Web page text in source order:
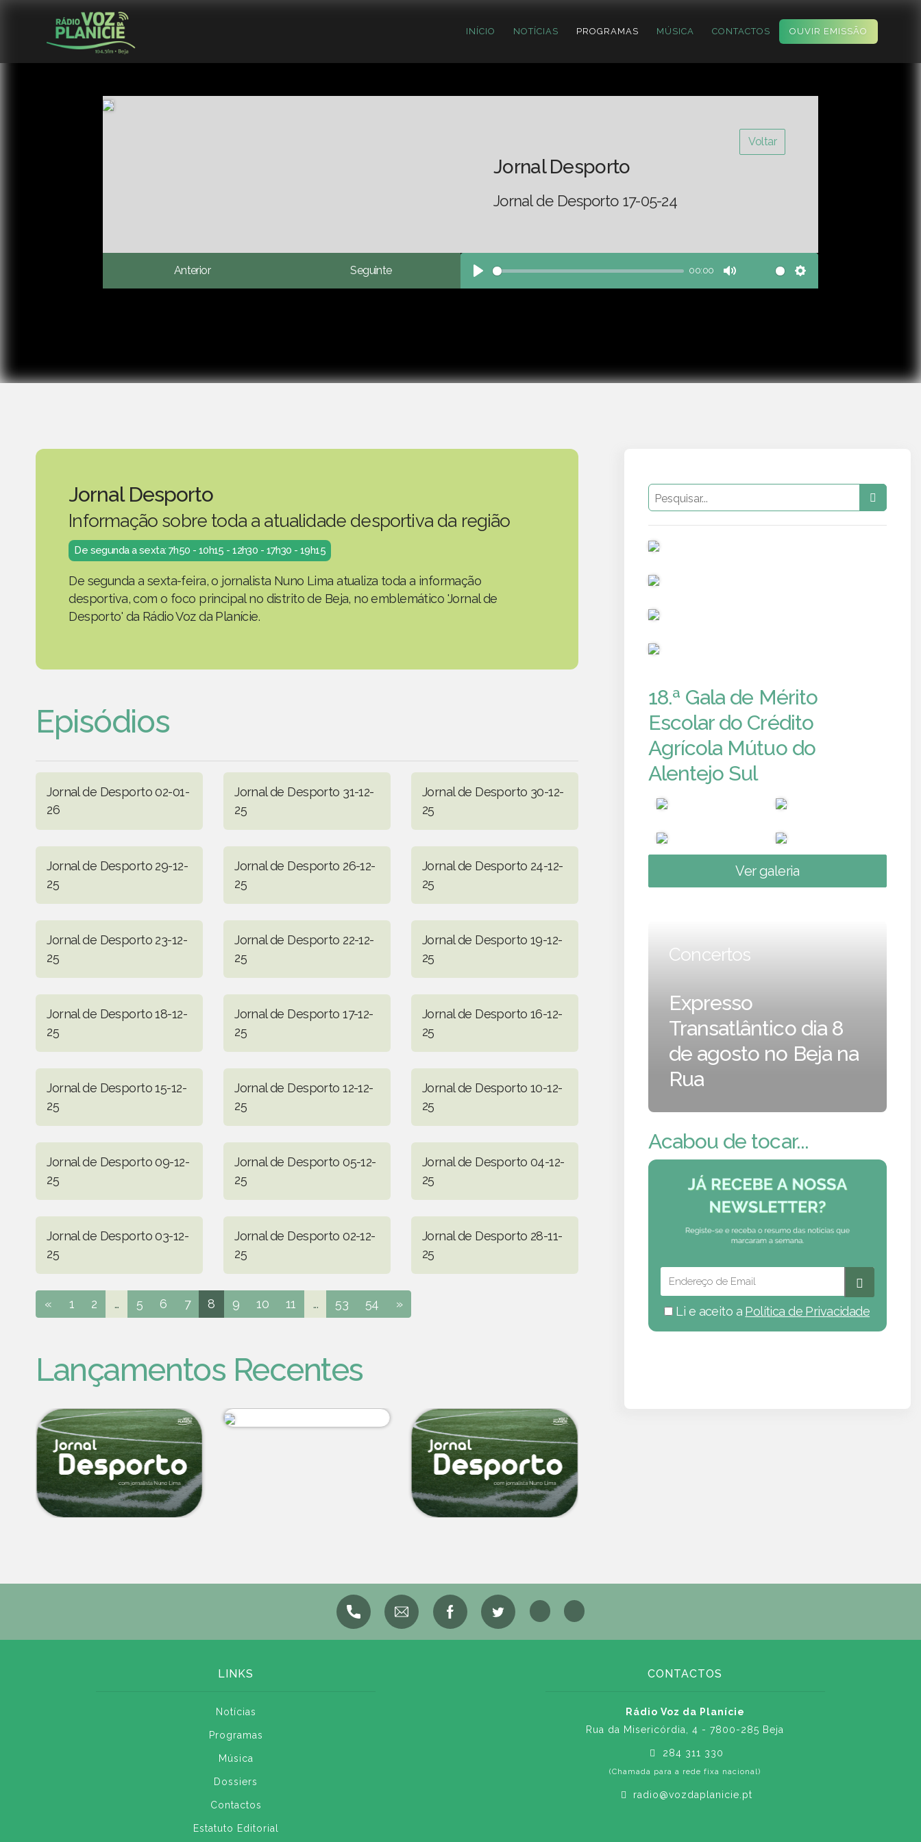
INÍCIO NOTÍCIAS PROGRAMAS MÚSICA CONTACTOS OUVIR EMISSÃO
Voltar
Jornal Desporto
Jornal de Desporto 17-05-24
Anterior Seguinte
Play
00:00
Mute Settings
Jornal Desporto
Informação sobre toda a atualidade desportiva da região
De segunda a sexta: 7h50 - 10h15 - 12h30 - 17h30 - 19h15
De segunda a sexta-feira, o jornalista Nuno Lima atualiza toda a informação
desportiva, com o foco principal no distrito de Beja, no emblemático 'Jornal de
Desporto' da Rádio Voz da Planície.
Episódios
Jornal de Desporto 02-01-
26
Jornal de Desporto 31-12-
25
Jornal de Desporto 30-12-
25
Jornal de Desporto 29-12-
25
Jornal de Desporto 26-12-
25
Jornal de Desporto 24-12-
25
Jornal de Desporto 23-12-
25
Jornal de Desporto 22-12-
25
Jornal de Desporto 19-12-
25
Jornal de Desporto 18-12-
25
Jornal de Desporto 17-12-
25
Jornal de Desporto 16-12-
25
Jornal de Desporto 15-12-
25
Jornal de Desporto 12-12-
25
Jornal de Desporto 10-12-
25
Jornal de Desporto 09-12-
25
Jornal de Desporto 05-12-
25
Jornal de Desporto 04-12-
25
Jornal de Desporto 03-12-
25
Jornal de Desporto 02-12-
25
Jornal de Desporto 28-11-
25
« 1 2 ... 5 6 7 8 9 10 11 ... 53 54 »
Lançamentos Recentes
18.ª Gala de Mérito
Escolar do Crédito
Agrícola Mútuo do
Alentejo Sul
Ver galeria
Concertos
Expresso
Transatlântico dia 8
de agosto no Beja na
Rua
Acabou de tocar...
Li e aceito a Política de Privacidade
LINKS
Notícias
Programas
Música
Dossiers
Contactos
Estatuto Editorial
CONTACTOS
Rádio Voz da Planície
Rua da Misericórdia, 4 - 7800-285 Beja
284 311 330
(Chamada para a rede fixa nacional)
radio@vozdaplanicie.pt